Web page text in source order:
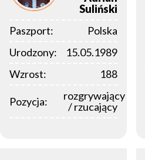
Suliński
Paszport:
Polska
Urodzony:
15.05.1989
Wzrost:
188
Pozycja:
rozgrywający
/ rzucający